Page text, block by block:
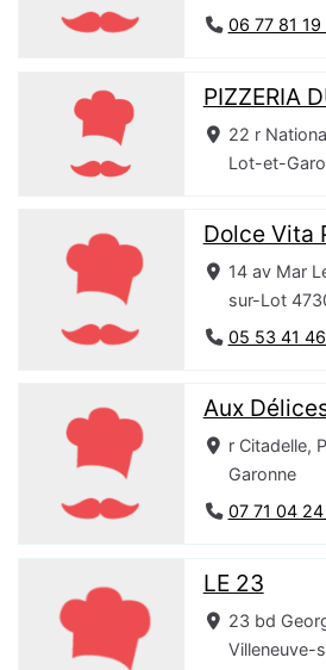
06 77 81 19
PIZZERIA
22 r
Lot-et-
Dolce Vita
14 av Mar
sur-Lot
05 53 41
Aux
r Citadelle,
Garonne
07 71 04
LE 23
23 bd
Villeneuve-